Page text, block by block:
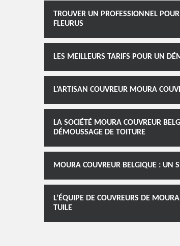
TROUVER UN PROFESSIONNEL
FLEURUS
LES MEILLEURS TARIFS POUR UN
L’ARTISAN COUVREUR MOURA
LA SOCIÉTÉ MOURA COUVREUR
DÉMOUSSAGE DE TOITURE
MOURA COUVREUR BELGIQUE : UN
L’ÉQUIPE DE COUVREURS DE
TUILE